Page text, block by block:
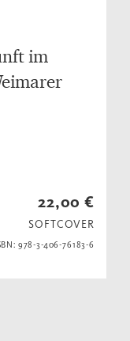
im
22,00 €
SOFTCOVER
978-3-406-76183-6